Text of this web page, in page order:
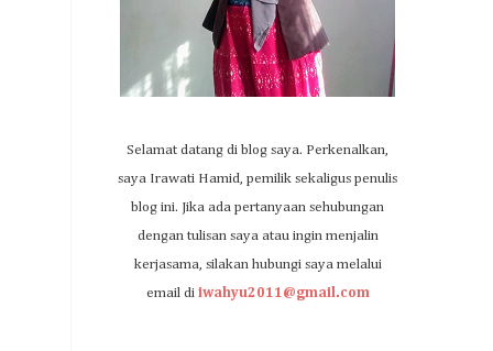
Selamat datang di blog saya. Perkenalkan,
saya Irawati Hamid, pemilik sekaligus penulis
blog ini. Jika ada pertanyaan sehubungan
dengan tulisan saya atau ingin menjalin
kerjasama, silakan hubungi saya melalui
email di iwahyu2011@gmail.com